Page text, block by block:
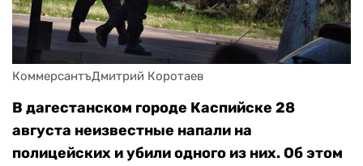
КоммерсантъДмитрий Коротаев
В дагестанском городе Каспийске 28
августа неизвестные напали на
полицейских и убили одного из них. Об этом